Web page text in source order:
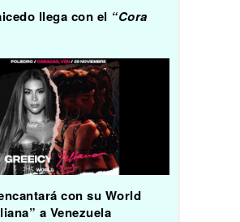
llega con el “Cora
con su World
a Venezuela